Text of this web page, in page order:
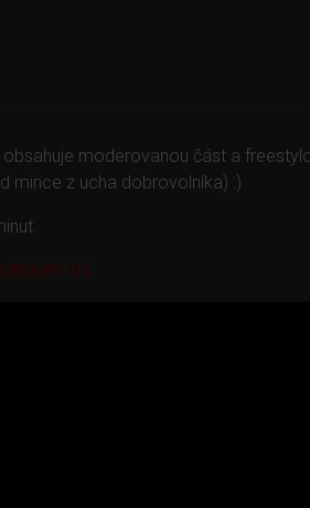
moderovanou část a
mince z ucha dobrovolníka) :)
80689105